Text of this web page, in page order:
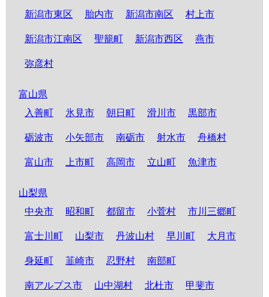
新潟市東区 胎内市 新潟市南区 村上市
新潟市江南区 聖籠町 新潟市西区 燕市
弥彦村
富山県
入善町
氷見市 朝日町 滑川市 黒部市
砺波市 小矢部市 南砺市 射水市 舟橋村
富山市 上市町 高岡市 立山町 魚津市
山梨県
中央市
昭和町 都留市 小菅村 市川三郷町
富士川町 山梨市 丹波山村 早川町 大月市
身延町 韮崎市 忍野村 南部町
南アルプス市 山中湖村 北杜市 甲斐市